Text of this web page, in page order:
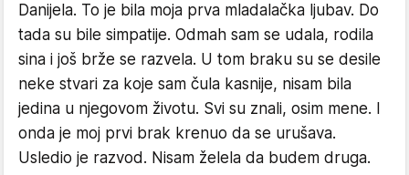
Danijela. To je bila moja prva mladalačka ljubav. Do
tada su bile simpatije. Odmah sam se udala, rodila
sina i još brže se razvela. U tom braku su se desile
neke stvari za koje sam čula kasnije, nisam bila
jedina u njegovom životu. Svi su znali, osim mene. I
onda je moj prvi brak krenuo da se urušava.
Usledio je razvod. Nisam želela da budem druga.